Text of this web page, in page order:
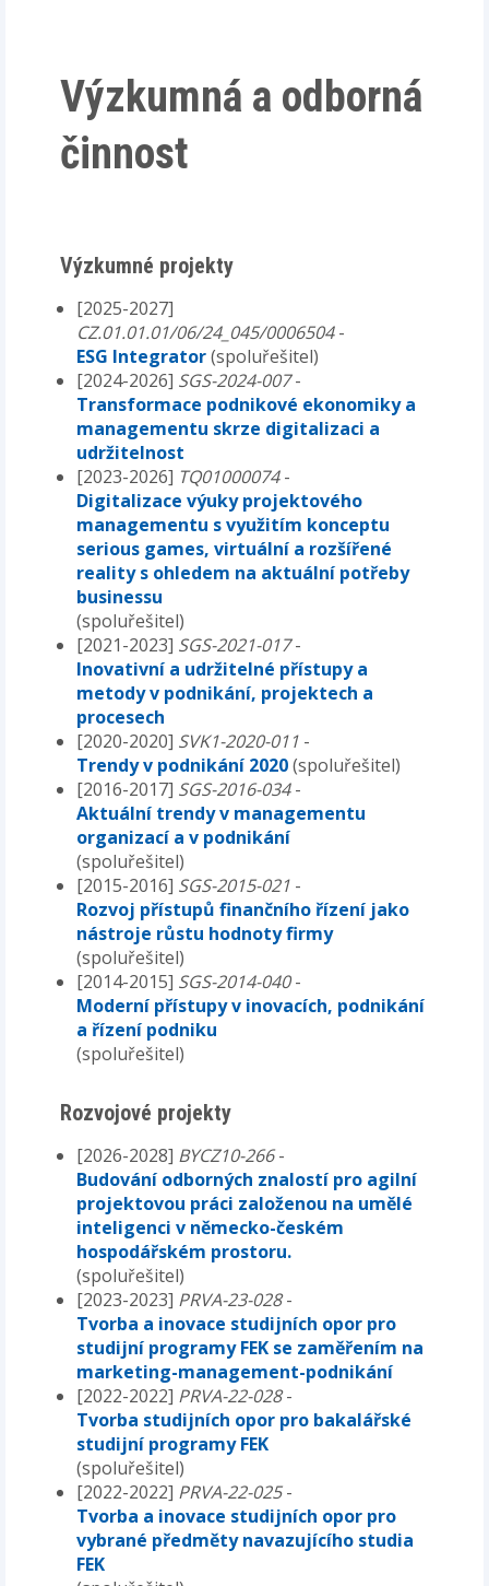
Výzkumná a odborná
činnost
Výzkumné projekty
[2025-2027]
CZ.01.01.01/06/24_045/0006504-
ESG Integrator(spoluřešitel)
[2024-2026] SGS-2024-007-
Transformace podnikové ekonomiky a
managementu skrze digitalizaci a
udržitelnost
[2023-2026] TQ01000074-
Digitalizace výuky projektového
managementu s využitím konceptu
serious games, virtuální a rozšířené
reality s ohledem na aktuální potřeby
businessu
(spoluřešitel)
[2021-2023] SGS-2021-017-
Inovativní a udržitelné přístupy a
metody v podnikání, projektech a
procesech
[2020-2020] SVK1-2020-011 -
Trendy v podnikání 2020(spoluřešitel)
[2016-2017] SGS-2016-034-
Aktuální trendy v managementu
organizací a v podnikání
(spoluřešitel)
[2015-2016] SGS-2015-021 -
Rozvoj přístupů finančního řízení jako
nástroje růstu hodnoty firmy
(spoluřešitel)
[2014-2015] SGS-2014-040-
Moderní přístupy v inovacích, podnikání
a řízení podniku
(spoluřešitel)
Rozvojové projekty
[2026-2028] BYCZ10-266-
Budování odborných znalostí pro agilní
projektovou práci založenou na umělé
inteligenci v německo-českém
hospodářském prostoru.
(spoluřešitel)
[2023-2023] PRVA-23-028-
Tvorba a inovace studijních opor pro
studijní programy FEK se zaměřením na
marketing-management-podnikání
[2022-2022] PRVA-22-028-
Tvorba studijních opor pro bakalářské
studijní programy FEK
(spoluřešitel)
[2022-2022] PRVA-22-025-
Tvorba a inovace studijních opor pro
vybrané předměty navazujícího studia
FEK